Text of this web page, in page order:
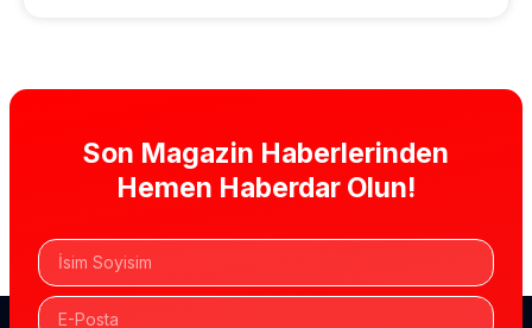
Son Magazin Haberlerinden
Hemen Haberdar Olun!